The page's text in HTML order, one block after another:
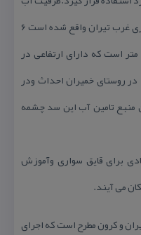
سد خاكی شهید منتظری كه در ۱۴ كیلومتری غرب تیران واقع شده است ۶
میلیون متر مكعب است.طول تاج سد ۲۰۰ متر است كه دارای ارتفاعی در
حدود ۳۰ متر میباشد.این سد در سال ۷۱ در روستای خمیران احداث ودر
منبع تامین آب این سد چشمه
برای قایق سواری وآموزش
می آیند.
و كرون مطرح است كه اجرای